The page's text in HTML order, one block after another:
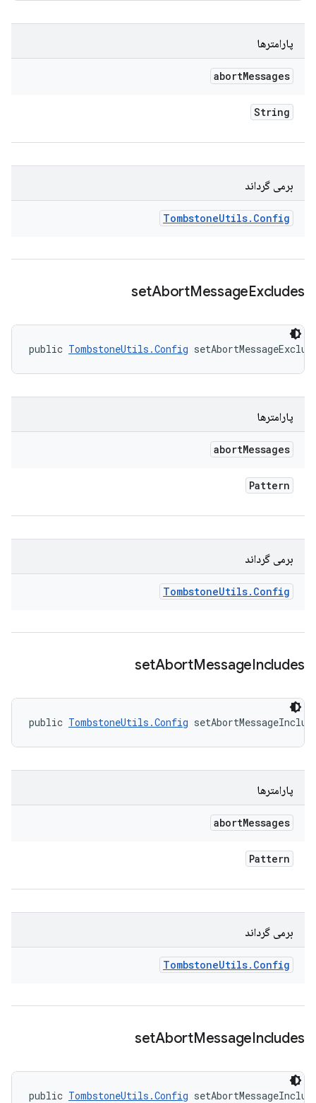
پارامترها
abortMessages
String
برمی گرداند
TombstoneUtils. Config
setAbortMessageExcludes
public TombstoneUtils.Config
پارامترها
abortMessages
Pattern
برمی گرداند
TombstoneUtils. Config
setAbortMessageIncludes
public TombstoneUtils.Config
پارامترها
abortMessages
Pattern
برمی گرداند
TombstoneUtils. Config
setAbortMessageIncludes
public TombstoneUtils.Config